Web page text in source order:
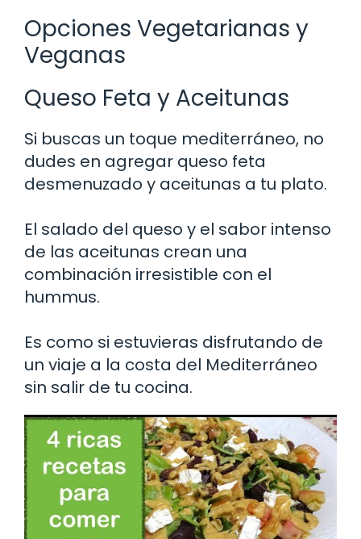
Opciones Vegetarianas y
Veganas
Queso Feta y Aceitunas
Si buscas un toque mediterráneo, no
dudes en agregar queso feta
desmenuzado y aceitunas a tu plato.
El salado del queso y el sabor intenso
de las aceitunas crean una
combinación irresistible con el
hummus.
Es como si estuvieras disfrutando de
un viaje a la costa del Mediterráneo
sin salir de tu cocina.